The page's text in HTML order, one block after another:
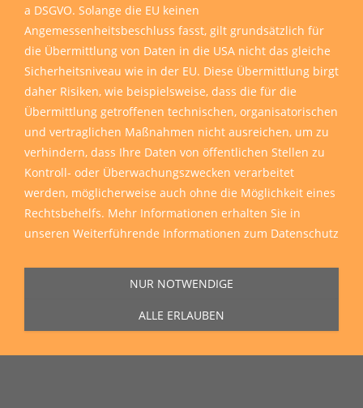
a DSGVO. Solange die EU keinen
Angemessenheitsbeschluss fasst, gilt grundsätzlich für
die Übermittlung von Daten in die USA nicht das gleiche
Sicherheitsniveau wie in der EU. Diese Übermittlung birgt
daher Risiken, wie beispielsweise, dass die für die
Übermittlung getroffenen technischen, organisatorischen
und vertraglichen Maßnahmen nicht ausreichen, um zu
verhindern, dass Ihre Daten von öffentlichen Stellen zu
Kontroll- oder Überwachungszwecken verarbeitet
werden, möglicherweise auch ohne die Möglichkeit eines
Rechtsbehelfs. Mehr Informationen erhalten Sie in
unseren Weiterführende Informationen zum Datenschutz
NUR NOTWENDIGE
ALLE ERLAUBEN